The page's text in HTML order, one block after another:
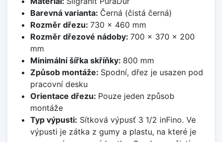
Barevná varianta: Černá (čistá černá)
Rozměr dřezu: 730 x 460 mm
Rozměr dřezové nádoby: 700 x 370 x 200
mm
Minimální šířka skříňky: 800 mm
Způsob montáže: Spodní, dřez je usazen pod
pracovní desku
Orientace dřezu: Pouze jeden způsob
montáže
Typ výpusti: Sítková výpusť 3 1/2 inFino. Ve
výpusti je zátka z gumy a plastu, na které je